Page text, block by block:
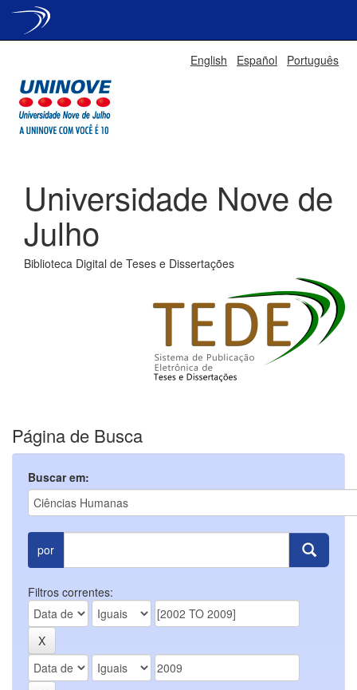
English Español Português
Universidade Nove de
Julho
Biblioteca Digital de Teses e Dissertações
Página de Busca
Buscar em:
por
Filtros correntes: